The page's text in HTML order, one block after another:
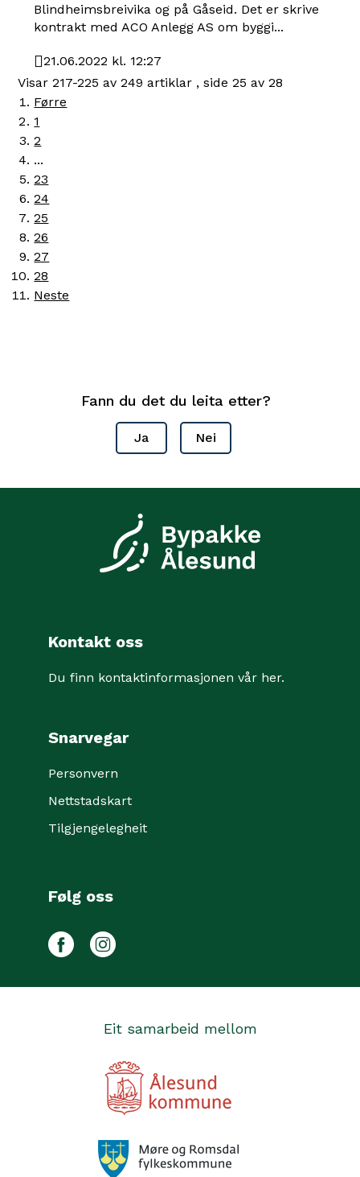
Blindheimsbreivika og på Gåseid. Det er skrive
kontrakt med ACO Anlegg AS om byggi...
Publisert
21.06.2022 kl. 12:27
Visar217-225 av249 artiklar ,side25 av28
Førre
1
2
...
23
24
25
26
27
28
Neste
Fann du det du leita etter?
Ja Nei
Kontakt oss
Du finn kontaktinformasjonen vår her.
Snarvegar
Personvern
Nettstadskart
Tilgjengelegheit
Følg oss
Facebook
Eit samarbeid mellom